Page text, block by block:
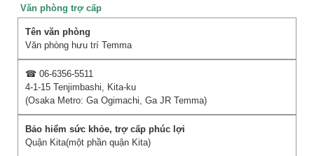
Văn phòng trợ cấp
Văn phòng hưu trí Temma
☎ 06-6356-5511
4-1-15 Tenjimbashi, Kita-ku
(Osaka Metro: Ga Ogimachi, Ga JR Temma)
Quận Kita(một phần quận Kita)